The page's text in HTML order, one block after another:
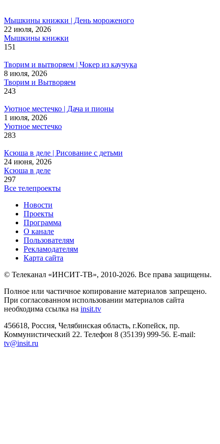
Мышкины книжки | День мороженого
22 июля, 2026
Мышкины книжки
151
Творим и вытворяем | Чокер из каучука
8 июля, 2026
Творим и Вытворяем
243
Уютное местечко | Дача и пионы
1 июля, 2026
Уютное местечко
283
Ксюша в деле | Рисование с детьми
24 июня, 2026
Ксюша в деле
297
Все телепроекты
Новости
Проекты
Программа
О канале
Пользователям
Рекламодателям
Карта сайта
© Телеканал «ИНСИТ-ТВ», 2010-2026. Все права защищены.
Полное или частичное копирование материалов запрещено.
При согласованном использовании материалов сайта
необходима ссылка на insit.tv
456618, Россия, Челябинская область, г.Копейск, пр.
Коммунистический 22. Телефон 8 (35139) 999-56. E-mail:
tv@insit.ru